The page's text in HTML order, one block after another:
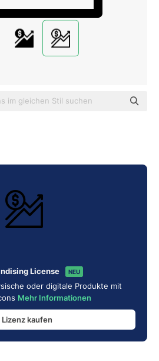
License NEU
oder digitale Produkte mit
Mehr Informationen
Lizenz kaufen